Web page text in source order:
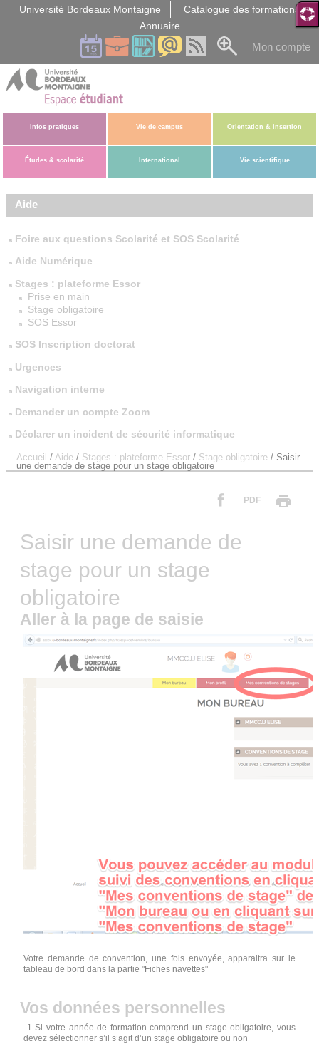
Université Bordeaux Montaigne
Catalogue des formations
Annuaire
Mon compte
Infos pratiques Vie de campus Orientation & insertion
Études & scolarité International Vie scientifique
Aide
Foire aux questions Scolarité et SOS Scolarité
Aide Numérique
Stages : plateforme Essor
Prise en main
Stage obligatoire
SOS Essor
SOS Inscription doctorat
Urgences
Navigation interne
Demander un compte Zoom
Déclarer un incident de sécurité informatique
Accueil / Aide/ Stages : plateforme Essor/ Stage obligatoire/ Saisir
une demande de stage pour un stage obligatoire
PDF
Saisir une demande de
stage pour un stage
obligatoire
Aller à la page de saisie
Votre demande de convention, une fois envoyée, apparaitra sur le
tableau de bord dans la partie "Fiches navettes"
Vos données personnelles
1 Si votre année de formation comprend un stage obligatoire, vous
devez sélectionner s’il s’agit d’un stage obligatoire ou non
Gestion des cookies